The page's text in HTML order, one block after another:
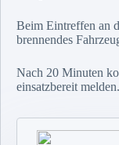
Beim Eintreffen an
brennendes
Nach 20 Minuten
einsatzbereit melden.